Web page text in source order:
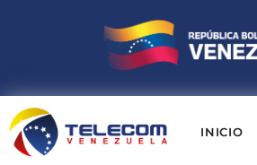
INICIO